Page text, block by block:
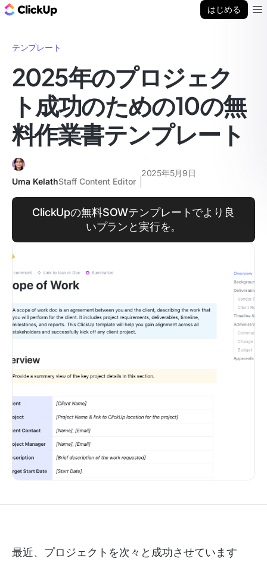
はじめる
テンプレート
2025年のプロジェク
ト成功のための10の無
料作業書テンプレート
Uma KelathStaff Content Editor
2025年5月9日
ClickUpの無料SOWテンプレートでより良
いプランと実行を。
最近、プロジェクトを次々と成功させています